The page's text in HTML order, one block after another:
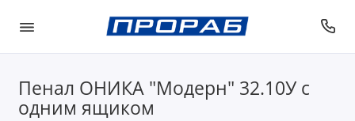
Пенал ОНИКА "Модерн" 32.10У с
одним ящиком